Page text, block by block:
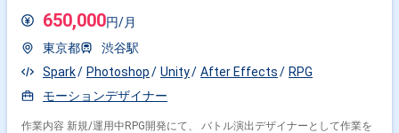
650,000円/月
東京都
渋谷駅
Spark
Photoshop Unity After Effects
RPG
モーションデザイナー
作業内容 新規/運用中RPG開発にて、 バトル演出デザイナーとして作業を